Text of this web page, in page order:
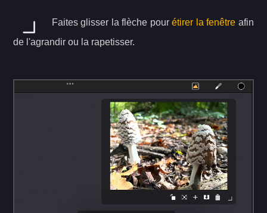
Faites glisser la flèche pourétirer la fenêtre afin
de l'agrandir ou la rapetisser.